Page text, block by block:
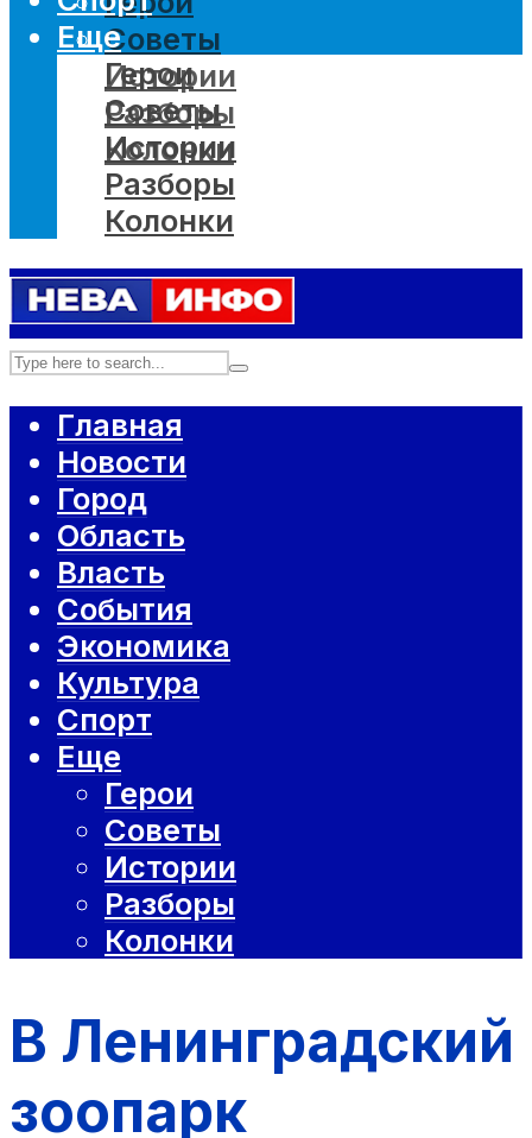
Советы
Истории
Разборы
Колонки
Еще
Герои
Советы
Истории
Разборы
Колонки
Главная
Новости
Город
Область
Власть
События
Экономика
Культура
Спорт
Еще
Герои
Советы
Истории
Разборы
Колонки
В Ленинградский
зоопарк